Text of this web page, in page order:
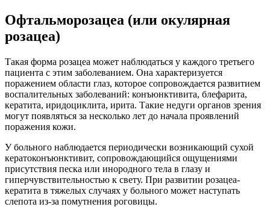
Офтальморозацеа (или окулярная
розацеа)
Такая форма розацеа может наблюдаться у каждого третьего
пациента с этим заболеванием. Она характеризуется
поражением области глаз, которое сопровождается развитием
воспалительных заболеваний: конъюнктивита, блефарита,
кератита, иридоциклита, ирита. Такие недуги органов зрения
могут появляться за несколько лет до начала проявлений
поражения кожи.
У больного наблюдается периодически возникающий сухой
кератоконъюнктивит, сопровождающийся ощущениями
присутствия песка или инородного тела в глазу и
гиперчувствительностью к свету. При развитии розацеа-
кератита в тяжелых случаях у больного может наступать
слепота из-за помутнения роговицы.